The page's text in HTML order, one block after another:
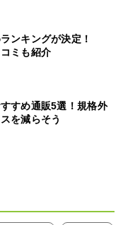
ンキングが決定！
ミも紹介
すめ通販5選！規格外
を減らそう